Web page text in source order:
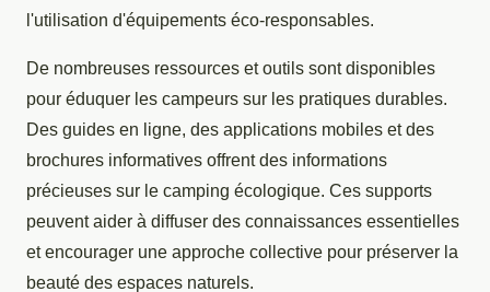
l'utilisation d'équipements éco-responsables.
De nombreuses ressources et outils sont disponibles
pour éduquer les campeurs sur les pratiques durables.
Des guides en ligne, des applications mobiles et des
brochures informatives offrent des informations
précieuses sur le camping écologique. Ces supports
peuvent aider à diffuser des connaissances essentielles
et encourager une approche collective pour préserver la
beauté des espaces naturels.